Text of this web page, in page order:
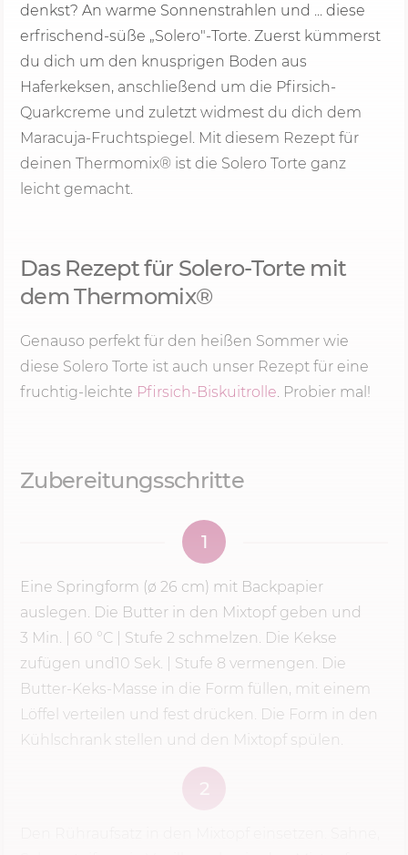
denkst? An warme Sonnenstrahlen und ... diese
erfrischend-süße „Solero"-Torte. Zuerst kümmerst
du dich um den knusprigen Boden aus
Haferkeksen, anschließend um die Pfirsich-
Quarkcreme und zuletzt widmest du dich dem
Maracuja-Fruchtspiegel. Mit diesem Rezept für
deinen Thermomix® ist die Solero Torte ganz
leicht gemacht.
Das Rezept für Solero-Torte mit
dem Thermomix®
Genauso perfekt für den heißen Sommer wie
diese Solero Torte ist auch unser Rezept für eine
fruchtig-leichte Pfirsich-Biskuitrolle. Probier mal!
Zubereitungsschritte
1
Eine Springform (ø 26 cm) mit Backpapier
auslegen. Die Butter in den Mixtopf geben und
3 Min.
60 °C Stufe 2 schmelzen. Die Kekse
zufügen und10 Sek. | Stufe 8 vermengen. Die
Butter­-Keks­-Masse in die Form füllen, mit einem
Löffel verteilen und fest­ drücken. Die Form in den
Kühlschrank stellen und den Mixtopf spülen.
2